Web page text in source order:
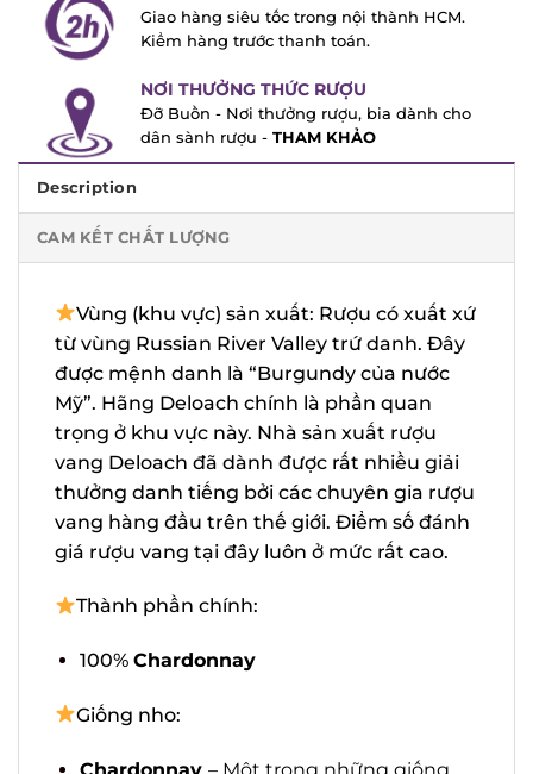
Giao hàng siêu tốc trong nội thành HCM.
Kiểm hàng trước thanh toán.
NƠI THƯỞNG THỨC RƯỢU
Đỡ Buồn - Nơi thưởng rượu, bia dành cho
dân sành rượu -
THAM KHẢO
Description
CAM KẾT CHẤT LƯỢNG
Vùng (khu vực) sản xuất: Rượu có xuất
xứ từ vùng Russian River Valley trứ danh.
Đây được mệnh danh là “Burgundy của
nước Mỹ”. Hãng Deloach chính là phần
quan trọng ở khu vực này. Nhà sản xuất
rượu vang Deloach đã dành được rất
nhiều giải thưởng danh tiếng bởi các
chuyên gia rượu vang hàng đầu trên thế
giới. Điểm số đánh giá rượu vang tại đây